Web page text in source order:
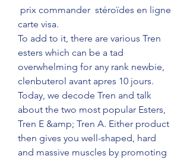
carte visa.
To add to it, there are various Tren
esters which can be a tad
overwhelming for any rank newbie,
clenbuterol avant apres 10 jours.
Today, we decode Tren and talk
about the two most popular Esters,
Tren E &amp; Tren A. Either product
then gives you well-shaped, hard
and massive muscles by promoting